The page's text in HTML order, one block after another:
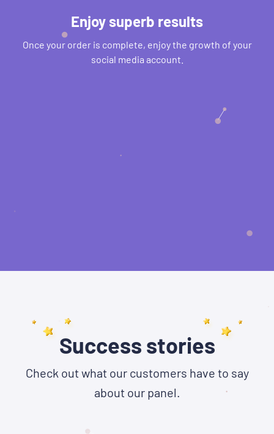
Enjoy superb results
Once your order is complete, enjoy the growth of your
social media account.
Success stories
Check out what our customers have to say
about our panel.